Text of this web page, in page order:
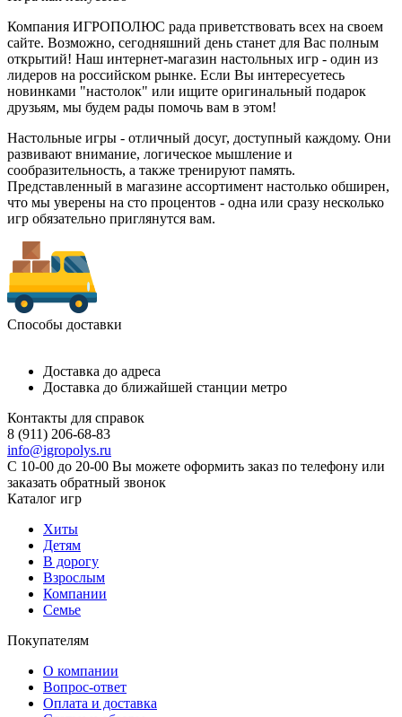
Компания ИГРОПОЛЮС рада приветствовать всех на своем
сайте. Возможно, сегодняшний день станет для Вас полным
открытий! Наш интернет-магазин настольных игр - один из
лидеров на российском рынке. Если Вы интересуетесь
новинками "настолок" или ищите оригинальный подарок
друзьям, мы будем рады помочь вам в этом!
Настольные игры - отличный досуг, доступный каждому. Они
развивают внимание, логическое мышление и
сообразительность, а также тренируют память.
Представленный в магазине ассортимент настолько обширен,
что мы уверены на сто процентов - одна или сразу несколько
игр обязательно приглянутся вам.
Способы доставки
Доставка до адреса
Доставка до ближайшей станции метро
Контакты для справок
8 (911) 206-68-83
info@igropolys.ru
С 10-00 до 20-00 Вы можете оформить заказ по телефону или
заказать обратный звонок
Каталог игр
Хиты
Детям
В дорогу
Взрослым
Компании
Семье
Покупателям
О компании
Вопрос-ответ
Оплата и доставка